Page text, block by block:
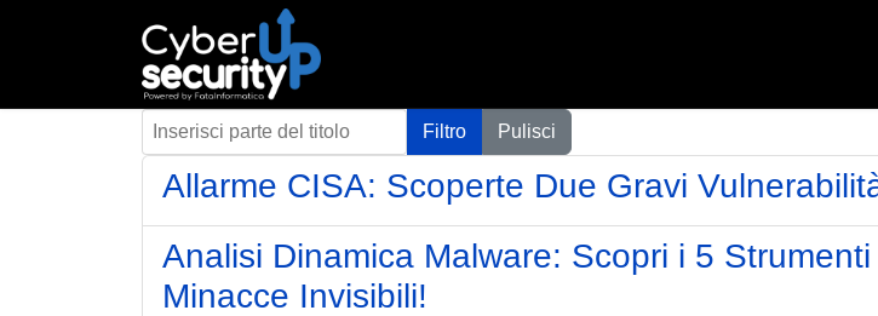
Inserisci parte del titolo Filtro Pulisci
Allarme CISA: Scoperte Due Gravi
Analisi Dinamica Malware: Scopri i 5
Minacce Invisibili!